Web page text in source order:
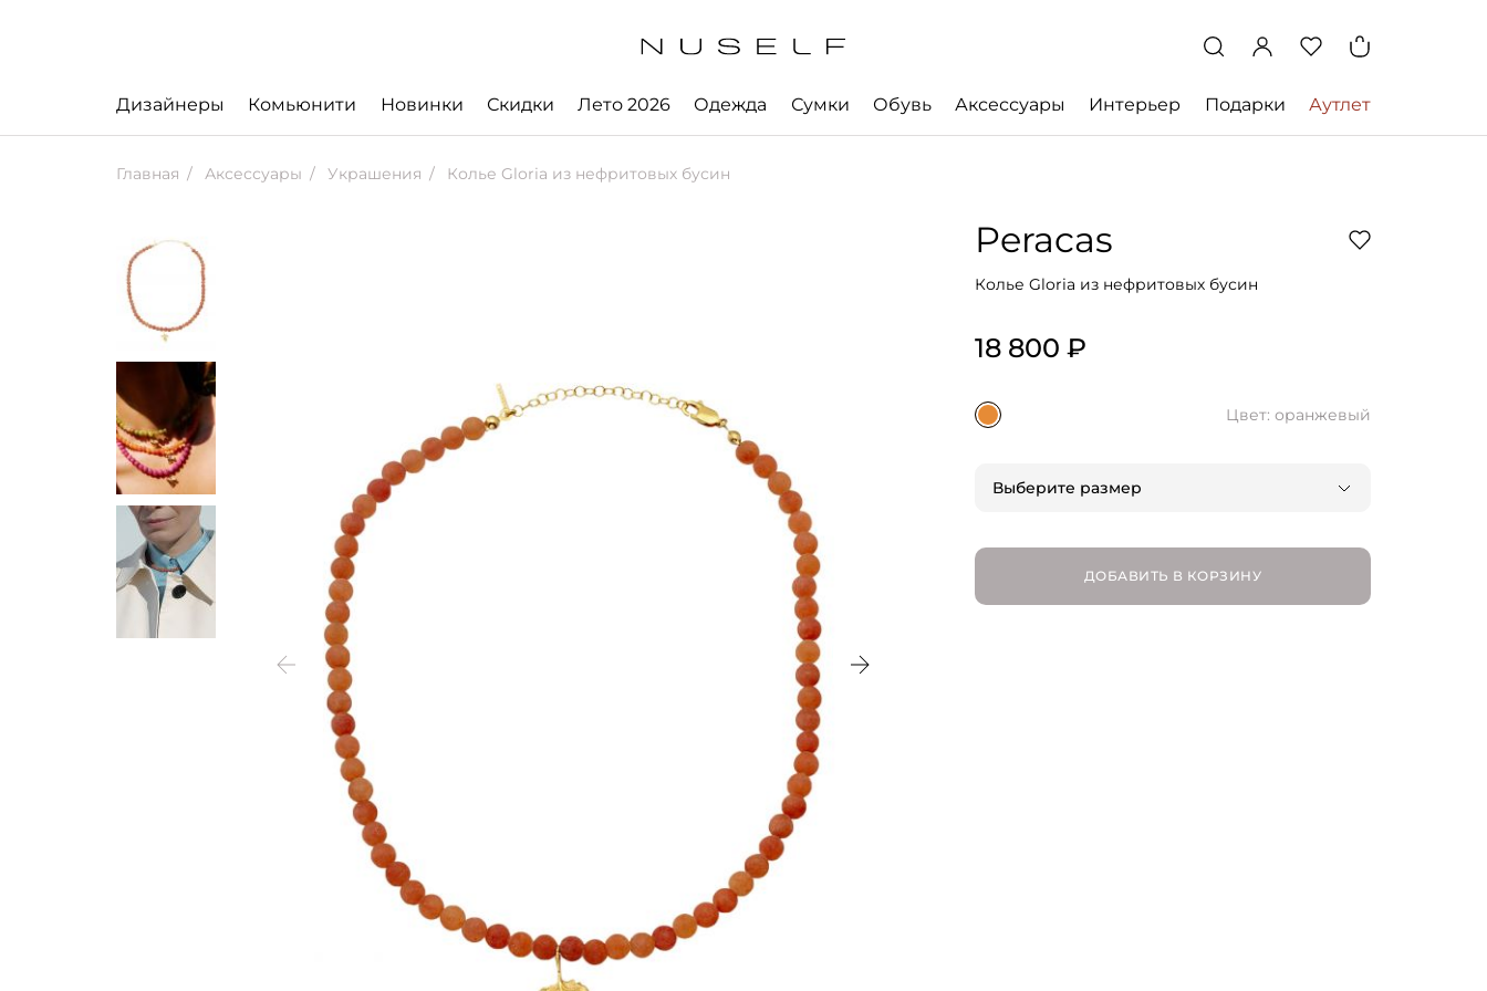
Дизайнеры Комьюнити Новинки Скидки Лето 2026 Одежда Сумки Обувь Аксессуары Интерьер Подарки Аутлет
Главная Аксессуары Украшения Колье Gloria из нефритовых бусин
Peracas
Колье Gloria из нефритовых бусин
18 800 ₽
Цвет: оранжевый
Выберите размер
ДОБАВИТЬ В КОРЗИНУ